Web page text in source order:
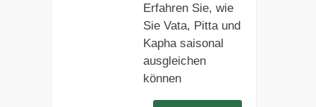
Erfahren Sie, wie
Sie Vata, Pitta und
Kapha saisonal
ausgleichen
können